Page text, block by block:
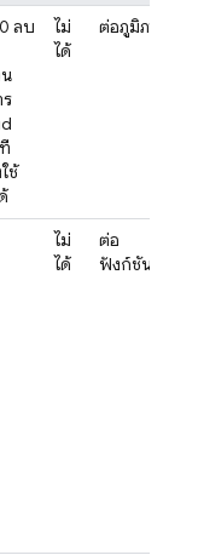
ลบ
ที่
ช้
ไม่
ได้
ต่อภูมิภาค
ไม่
ได้
ต่อ
ฟังก์ชัน